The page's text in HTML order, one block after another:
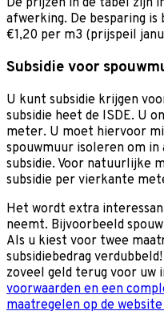
afwerking. De besparing
€1,20 per m3 (prijspeil
Subsidie voor
U kunt subsidie krijgen
subsidie heet de ISDE. U
meter. U moet hiervoor
spouwmuur isoleren om
subsidie. Voor natuurlijke
subsidie per vierkante
Het wordt extra
neemt. Bijvoorbeeld
Als u kiest voor twee
subsidiebedrag
zoveel geld terug voor uw
voorwaarden en een
maatregelen op de